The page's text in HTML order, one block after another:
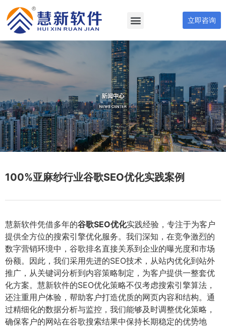
立即咨询
100%亚麻纱行业谷歌SEO优化实践案例
慧新软件凭借多年的谷歌SEO优化实践经验，专注于为客户
提供全方位的搜索引擎优化服务。我们深知，在竞争激烈的
数字营销环境中，谷歌排名直接关系到企业的曝光度和市场
份额。因此，我们采用先进的SEO技术，从站内优化到站外
推广，从关键词分析到内容策略制定，为客户提供一整套优
化方案。慧新软件的SEO优化策略不仅考虑搜索引擎算法，
还注重用户体验，帮助客户打造优质的网页内容和结构。通
过精细化的数据分析与监控，我们能够及时调整优化策略，
确保客户的网站在谷歌搜索结果中保持长期稳定的优势地